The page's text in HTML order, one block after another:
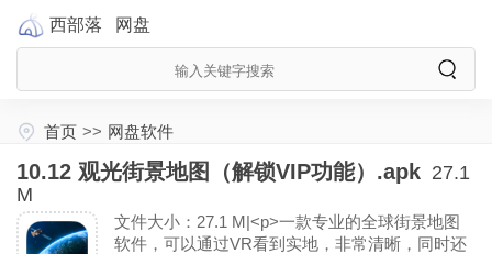
西部落 网盘
首页 >> 网盘软件
10.12 观光街景地图（解锁VIP功能）.apk 27.1
M
文件大小：27.1 M|<p>一款专业的全球街景地图
软件，可以通过VR看到实地，非常清晰，同时还